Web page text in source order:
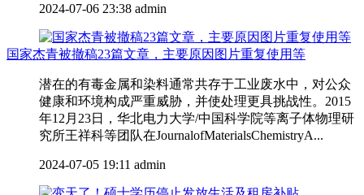
2024-07-06 23:38 admin
国家杰青被撤稿23篇文章，主要原因图片重复使用等
潜在的有毒金属和染料通常共存于工业废水中，对公众
健康和环境构成严重威胁，并使处理更具挑战性。2015
年12月23日，华北电力大学/中国科学院等离子体物理研
究所王祥科等团队在JournalofMaterialsChemistryA...
2024-07-05 19:11 admin